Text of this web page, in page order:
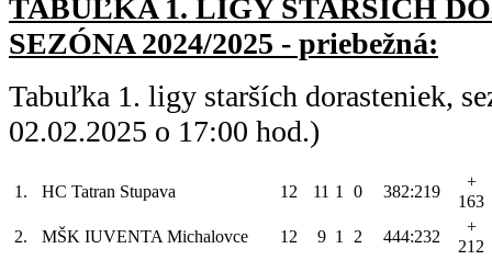
TABUĽKA 1. LIGY STARŠÍCH
SEZÓNA 2024/2025 - priebežná:
Tabuľka 1. ligy starších dorasteniek,
02.02.2025 o 17:00 hod.)
1. HC Tatran Stupava 12 11 1 0 382:219
+
163
2.
MŠK IUVENTA Michalovce 12 9 1 2 444:232
+
212